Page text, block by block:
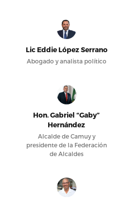
Lic Eddie López Serrano
Abogado y analista político
Hon. Gabriel “Gaby”
Hernández
Alcalde de Camuy y
presidente de la Federación
de Alcaldes